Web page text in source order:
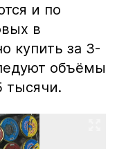
и по
в
купить за 3-
объёмы
тысячи.